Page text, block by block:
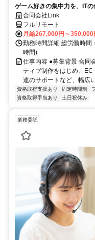
ゲーム好きの集中力を、ITの
合同会社Link
フルリモート
月給267,000円～350,000
勤務時間詳細 総労働時
時間)
仕事内容 ●募集背景 合同
ティブ制作をはじめ、
連のサポートなど、幅広
資格取得支援あり 固定時間制
資格取得手当あり
土日祝休み
業務委託